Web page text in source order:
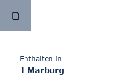
Enthalten in
1 Marburg